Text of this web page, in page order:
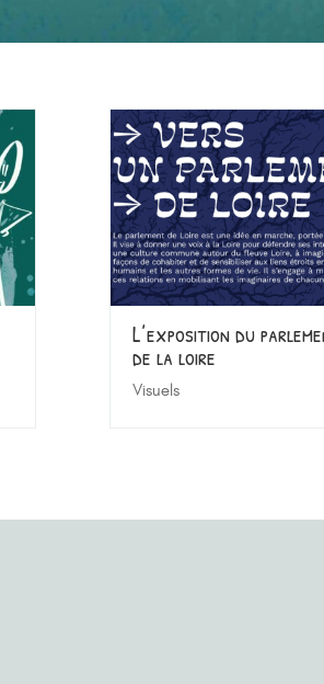
L’exposition du
de la loire
Visuels